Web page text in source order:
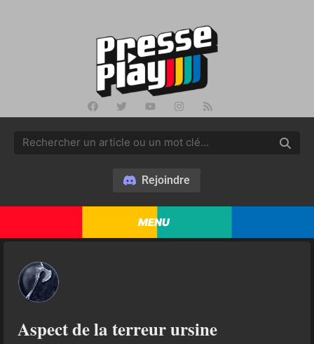
Rejoindre
MENU
Aspect de la terreur ursine